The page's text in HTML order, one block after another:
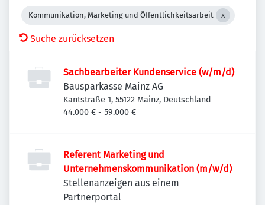
Kommunikation, Marketing und Öffentlichkeitsarbeit
Suche zurücksetzen
Sachbearbeiter Kundenservice (w/m/d)
Bausparkasse Mainz AG
Kantstraße 1, 55122 Mainz, Deutschland
44.000 € - 59.000 €
Referent Marketing und
Unternehmenskommunikation (m/w/d)
Stellenanzeigen aus einem
Partnerportal